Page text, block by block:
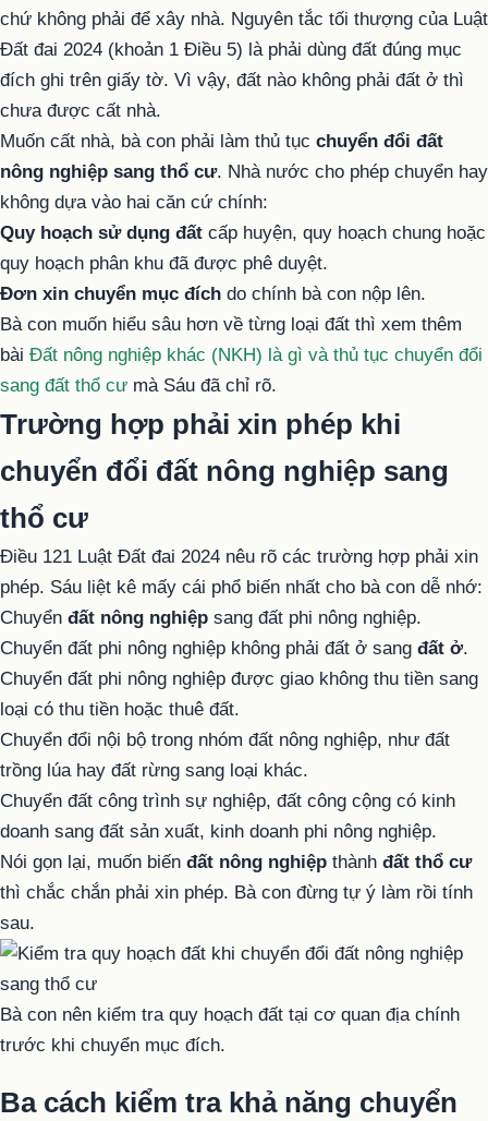
chứ không phải để xây nhà. Nguyên tắc tối thượng của Luật
Đất đai 2024 (khoản 1 Điều 5) là phải dùng đất đúng mục
đích ghi trên giấy tờ. Vì vậy, đất nào không phải đất ở thì
chưa được cất nhà.
Muốn cất nhà, bà con phải làm thủ tục chuyển đổi đất
nông nghiệp sang thổ cư. Nhà nước cho phép chuyển hay
không dựa vào hai căn cứ chính:
Quy hoạch sử dụng đất cấp huyện, quy hoạch chung hoặc
quy hoạch phân khu đã được phê duyệt.
Đơn xin chuyển mục đích do chính bà con nộp lên.
Bà con muốn hiểu sâu hơn về từng loại đất thì xem thêm
bài Đất nông nghiệp khác (NKH) là gì và thủ tục chuyển đổi
sang đất thổ cư mà Sáu đã chỉ rõ.
Trường hợp phải xin phép khi
chuyển đổi đất nông nghiệp sang
thổ cư
Điều 121 Luật Đất đai 2024 nêu rõ các trường hợp phải xin
phép. Sáu liệt kê mấy cái phổ biến nhất cho bà con dễ nhớ:
Chuyển đất nông nghiệp sang đất phi nông nghiệp.
Chuyển đất phi nông nghiệp không phải đất ở sang đất ở.
Chuyển đất phi nông nghiệp được giao không thu tiền sang
loại có thu tiền hoặc thuê đất.
Chuyển đổi nội bộ trong nhóm đất nông nghiệp, như đất
trồng lúa hay đất rừng sang loại khác.
Chuyển đất công trình sự nghiệp, đất công cộng có kinh
doanh sang đất sản xuất, kinh doanh phi nông nghiệp.
Nói gọn lại, muốn biến đất nông nghiệp thành đất thổ cư
thì chắc chắn phải xin phép. Bà con đừng tự ý làm rồi tính
sau.
Bà con nên kiểm tra quy hoạch đất tại cơ quan địa chính
trước khi chuyển mục đích.
Ba cách kiểm tra khả năng chuyển